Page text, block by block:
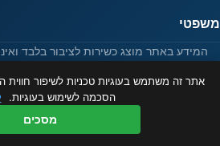
משפטי
המידע באתר מוצג כשירות לציבור בלבד
אתר זה משתמש בעוגיות טכניות לשיפור
הסכמה לשימוש בעוגיות.
מסכים